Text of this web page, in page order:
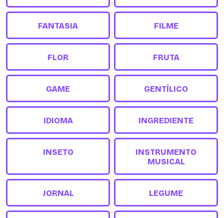
FANTASIA FILME
FLOR FRUTA
GAME GENTÍLICO
IDIOMA INGREDIENTE
INSETO
INSTRUMENTO
MUSICAL
JORNAL LEGUME